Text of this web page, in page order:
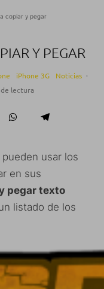
copiar y pegar
Y PEGAR
iPhone 3G Noticias ·
lectura
usar los
en sus
pegar texto
listado de los